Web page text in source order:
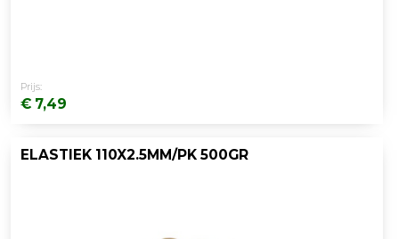
Prijs:
€ 7,49
ELASTIEK 110X2.5MM/PK 500GR